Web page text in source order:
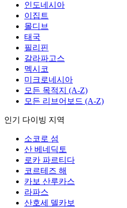
인도네시아
이집트
몰디브
태국
필리핀
갈라파고스
멕시코
미크로네시아
모든 목적지 (A-Z)
모든 리브어보드 (A-Z)
인기 다이빙 지역
소코로 섬
산 베네딕토
로카 파르티다
코르테즈 해
카보 산루카스
라파스
산호세 델카보